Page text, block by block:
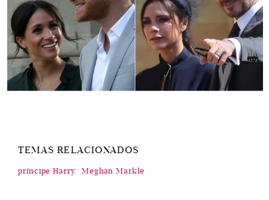
TEMAS RELACIONADOS
príncipe Harry Meghan Markle